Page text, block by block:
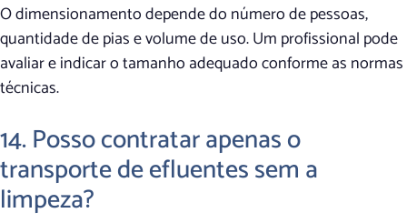
O dimensionamento depende do número de pessoas,
quantidade de pias e volume de uso. Um profissional pode
avaliar e indicar o tamanho adequado conforme as normas
técnicas.
14. Posso contratar apenas o
transporte de efluentes sem a
limpeza?